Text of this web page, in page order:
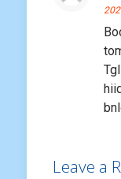
Leave a